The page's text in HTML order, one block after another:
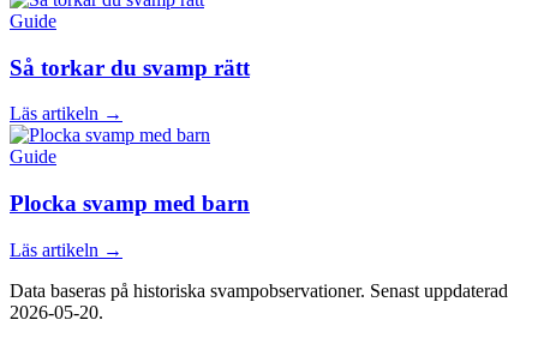
Guide
Så torkar du svamp rätt
Läs artikeln →
Guide
Plocka svamp med barn
Läs artikeln →
Data baseras på historiska svampobservationer. Senast uppdaterad
2026-05-20.